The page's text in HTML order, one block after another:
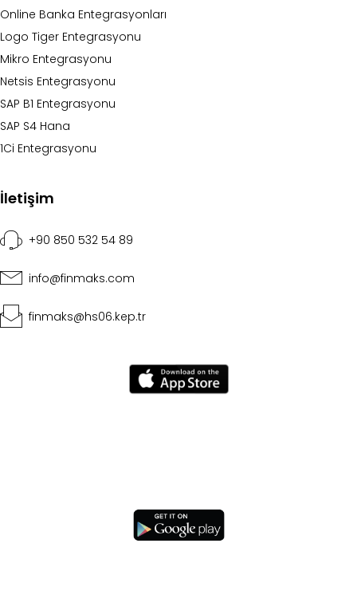
Online Banka Entegrasyonları
Logo Tiger Entegrasyonu
Mikro Entegrasyonu
Netsis Entegrasyonu
SAP B1 Entegrasyonu
SAP S4 Hana
1Ci Entegrasyonu
İletişim
+90 850 532 54 89
info@finmaks.com
finmaks@hs06.kep.tr